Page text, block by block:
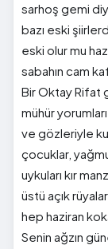
sarhoş gemi
bazı eski
eski olur mu
sabahın cam
Bir Oktay Rifat
mühür
ve gözleriyle
çocuklar,
uykuları kır
üstü açık
hep haziran
Senin ağzın